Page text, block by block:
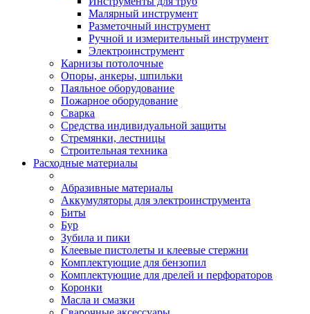
Малярный инструмент
Разметочный инструмент
Ручной и измерительный инструмент
Электроинструмент
Карнизы потолочные
Опоры, анкеры, шпильки
Паяльное оборудование
Пожарное оборудование
Сварка
Средства индивидуальной защиты
Стремянки, лестницы
Строительная техника
Расходные материалы
Абразивные материалы
Аккумуляторы для электроинструмента
Биты
Бур
Зубила и пики
Клеевые пистолеты и клеевые стержни
Комплектующие для бензопил
Комплектующие для дрелей и перфораторов
Коронки
Масла и смазки